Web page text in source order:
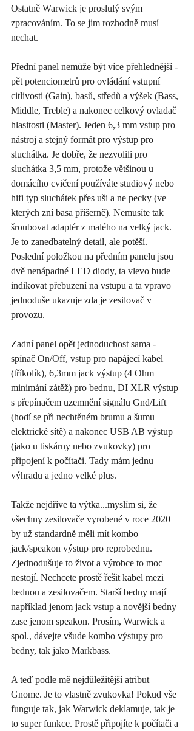
Ostatně Warwick je proslulý svým
zpracováním. To se jim rozhodně musí
nechat.
Přední panel nemůže být více přehlednější -
pět potenciometrů pro ovládání vstupní
citlivosti (Gain), basů, středů a výšek (Bass,
Middle, Treble) a nakonec celkový ovladač
hlasitosti (Master). Jeden 6,3 mm vstup pro
nástroj a stejný formát pro výstup pro
sluchátka. Je dobře, že nezvolili pro
sluchátka 3,5 mm, protože většinou u
domácího cvičení používáte studiový nebo
hifi typ sluchátek přes uši a ne pecky (ve
kterých zní basa příšerně). Nemusíte tak
šroubovat adaptér z malého na velký jack.
Je to zanedbatelný detail, ale potěší.
Poslední položkou na předním panelu jsou
dvě nenápadné LED diody, ta vlevo bude
indikovat přebuzení na vstupu a ta vpravo
jednoduše ukazuje zda je zesilovač v
provozu.
Zadní panel opět jednoduchost sama -
spínač On/Off, vstup pro napájecí kabel
(tříkolík), 6,3mm jack výstup (4 Ohm
minimání zátěž) pro bednu, DI XLR výstup
s přepínačem uzemnění signálu Gnd/Lift
(hodí se při nechtěném brumu a šumu
elektrické sítě) a nakonec USB AB výstup
(jako u tiskárny nebo zvukovky) pro
připojení k počítači. Tady mám jednu
výhradu a jedno velké plus.
Takže nejdříve ta výtka...myslím si, že
všechny zesilovače vyrobené v roce 2020
by už standardně měli mít kombo
jack/speakon výstup pro reprobednu.
Zjednodušuje to život a výrobce to moc
nestojí. Nechcete prostě řešit kabel mezi
bednou a zesilovačem. Starší bedny mají
například jenom jack vstup a novější bedny
zase jenom speakon. Prosím, Warwick a
spol., dávejte všude kombo výstupy pro
bedny, tak jako Markbass.
A teď podle mě nejdůležitější atribut
Gnome. Je to vlastně zvukovka! Pokud vše
funguje tak, jak Warwick deklamuje, tak je
to super funkce. Prostě připojíte k počítači a